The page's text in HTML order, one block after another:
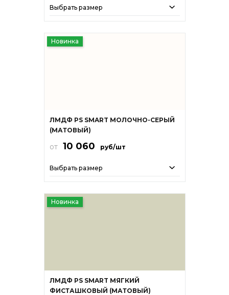
Выбрать размер
Новинка
ЛМДФ PS SMART МОЛОЧНО-СЕРЫЙ
(МАТОВЫЙ)
от 10 060 руб/шт
Выбрать размер
Новинка
ЛМДФ PS SMART МЯГКИЙ
ФИСТАШКОВЫЙ (МАТОВЫЙ)